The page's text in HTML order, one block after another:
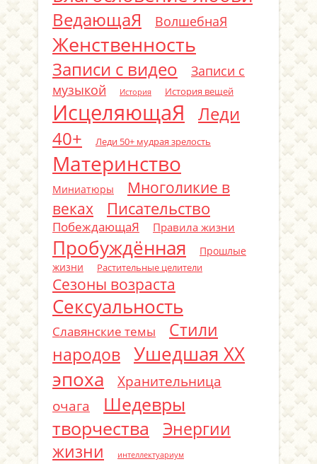
ВедающаЯ ВолшебнаЯ
Женственность
Записи с видео
Записи с
музыкой
История История вещей
ИсцеляющаЯ
Леди
40+
Леди 50+ мудрая зрелость
Материнство
Миниатюры
Многоликие в
веках
Писательство
ПобеждающаЯ Правила жизни
Пробуждённая
Прошлые
жизни
Растительные целители
Сезоны возраста
Сексуальность
Славянские темы
Стили
народов
Ушедшая ХХ
эпоха
Хранительница
очага
Шедевры
творчества
Энергии
жизни
интеллектуариум